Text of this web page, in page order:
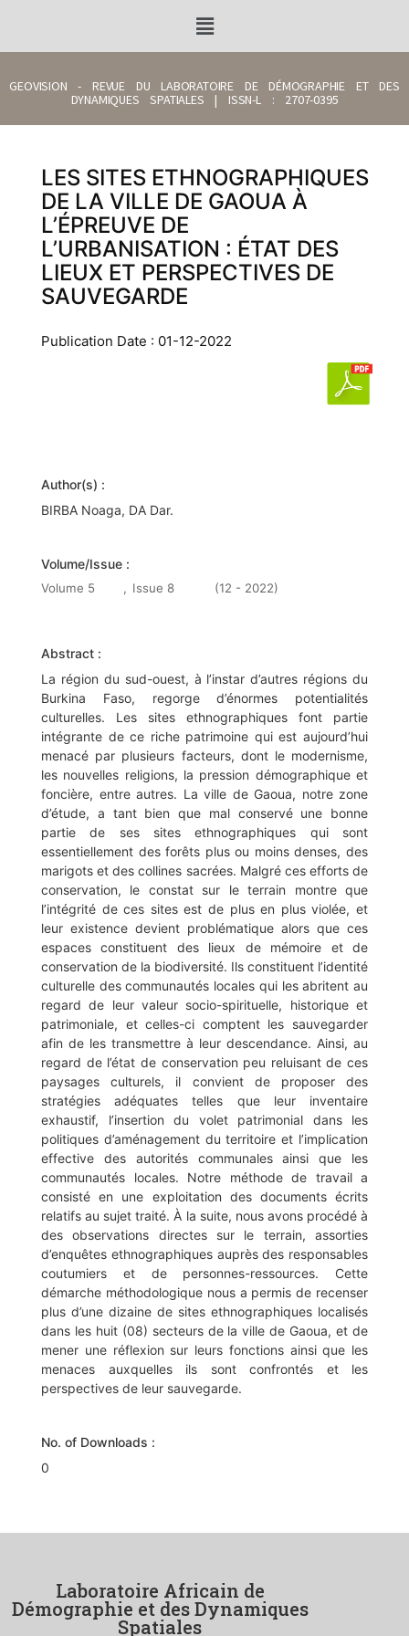
GEOVISION - REVUE DU LABORATOIRE DE DÉMOGRAPHIE ET DES
DYNAMIQUES SPATIALES | ISSN-L : 2707-0395
LES SITES ETHNOGRAPHIQUES
DE LA VILLE DE GAOUA À
L’ÉPREUVE DE
L’URBANISATION : ÉTAT DES
LIEUX ET PERSPECTIVES DE
SAUVEGARDE
Publication Date : 01-12-2022
Author(s) :
BIRBA Noaga, DA Dar.
Volume/Issue :
Volume 5 , Issue 8 (12 - 2022)
Abstract :
La région du sud-ouest, à l’instar d’autres régions du
Burkina Faso, regorge d’énormes potentialités
culturelles. Les sites ethnographiques font partie
intégrante de ce riche patrimoine qui est aujourd’hui
menacé par plusieurs facteurs, dont le modernisme,
les nouvelles religions, la pression démographique et
foncière, entre autres. La ville de Gaoua, notre zone
d’étude, a tant bien que mal conservé une bonne
partie de ses sites ethnographiques qui sont
essentiellement des forêts plus ou moins denses, des
marigots et des collines sacrées. Malgré ces efforts de
conservation, le constat sur le terrain montre que
l’intégrité de ces sites est de plus en plus violée, et
leur existence devient problématique alors que ces
espaces constituent des lieux de mémoire et de
conservation de la biodiversité. Ils constituent l’identité
culturelle des communautés locales qui les abritent au
regard de leur valeur socio-spirituelle, historique et
patrimoniale, et celles-ci comptent les sauvegarder
afin de les transmettre à leur descendance. Ainsi, au
regard de l’état de conservation peu reluisant de ces
paysages culturels, il convient de proposer des
stratégies adéquates telles que leur inventaire
exhaustif, l’insertion du volet patrimonial dans les
politiques d’aménagement du territoire et l’implication
effective des autorités communales ainsi que les
communautés locales. Notre méthode de travail a
consisté en une exploitation des documents écrits
relatifs au sujet traité. À la suite, nous avons procédé à
des observations directes sur le terrain, assorties
d’enquêtes ethnographiques auprès des responsables
coutumiers et de personnes-ressources. Cette
démarche méthodologique nous a permis de recenser
plus d’une dizaine de sites ethnographiques localisés
dans les huit (08) secteurs de la ville de Gaoua, et de
mener une réflexion sur leurs fonctions ainsi que les
menaces auxquelles ils sont confrontés et les
perspectives de leur sauvegarde.
No. of Downloads :
0
Laboratoire Africain de
Démographie et des Dynamiques
Spatiales